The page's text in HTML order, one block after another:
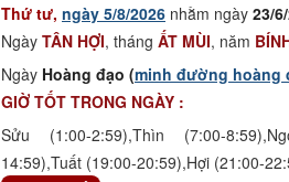
Thứ tư, ngày 5/8/2026 nhằm ngày 23/
Ngày TÂN HỢI, tháng ẤT MÙI, năm
Ngày Hoàng đạo (minh đường hoàng
GIỜ TỐT TRONG NGÀY :
Sửu (1:00-2:59),Thìn (7:00-
14:59),Tuất (19:00-20:59),Hợi (21:00-